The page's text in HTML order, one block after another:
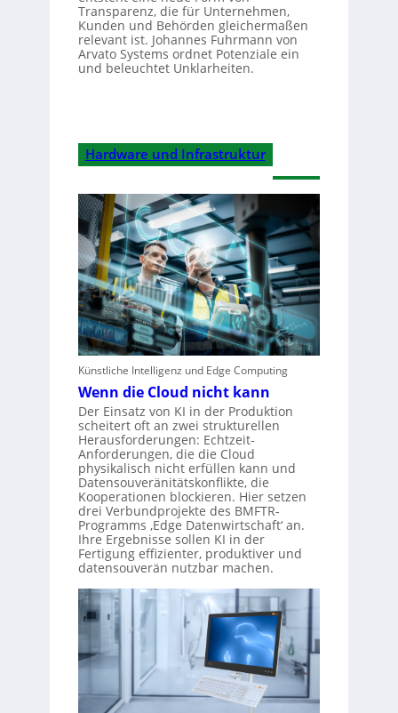
Transparenz, die für Unternehmen,
Kunden und Behörden gleichermaßen
relevant ist. Johannes Fuhrmann von
Arvato Systems ordnet Potenziale ein
und beleuchtet Unklarheiten.
Hardware und Infrastruktur
Künstliche Intelligenz und Edge Computing
Wenn die Cloud nicht kann
Der Einsatz von KI in der Produktion
scheitert oft an zwei strukturellen
Herausforderungen: Echtzeit-
Anforderungen, die die Cloud
physikalisch nicht erfüllen kann und
Datensouveränitätskonflikte, die
Kooperationen blockieren. Hier setzen
drei Verbundprojekte des BMFTR-
Programms ‚Edge Datenwirtschaft‘ an.
Ihre Ergebnisse sollen KI in der
Fertigung effizienter, produktiver und
datensouverän nutzbar machen.